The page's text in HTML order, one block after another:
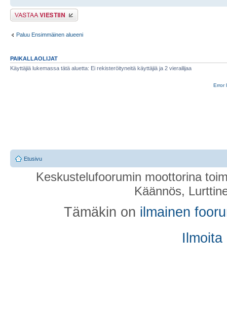
Lähetä vastaus
Paluu Ensimmäinen alueeni
PAIKALLAOLIJAT
Käyttäjiä lukemassa tätä aluetta: Ei rekisteröityneitä käyttäjiä ja 2 vierailijaa
Error
Etusivu
Keskustelufoorumin moottorina
Käännös,
Tämäkin on ilmainen